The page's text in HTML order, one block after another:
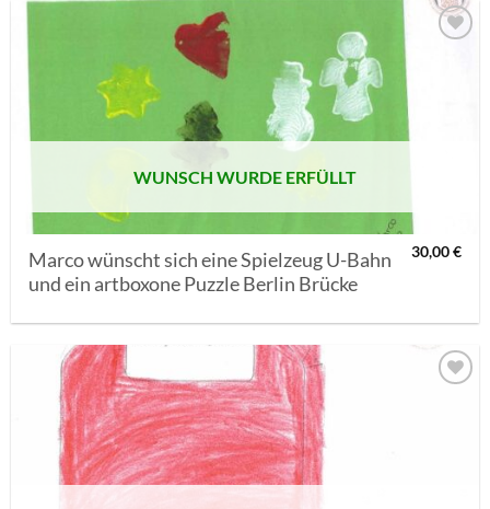
AUF MEINE
MERKLISTE
SETZEN
WUNSCH WURDE ERFÜLLT
Marco wünscht sich eine Spielzeug U-Bahn
und ein artboxone Puzzle Berlin Brücke
30,00€